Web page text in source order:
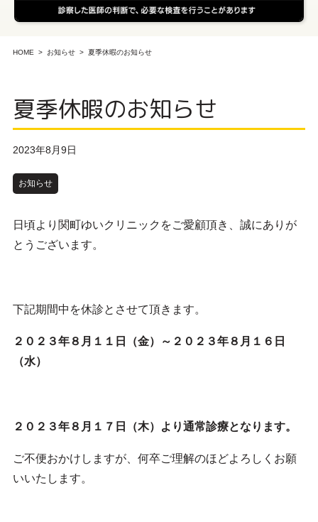
HOME お知らせ 夏季休暇のお知らせ
夏季休暇のお知らせ
2023年8月9日
お知らせ
日頃より関町ゆいクリニックをご愛顧頂き、誠にありが
とうございます。
下記期間中を休診とさせて頂きます。
２０２３年８月１１日（金）～２０２３年８月１６日
（水）
２０２３年８月１７日（木）より通常診療となります。
ご不便おかけしますが、何卒ご理解のほどよろしくお願
いいたします。